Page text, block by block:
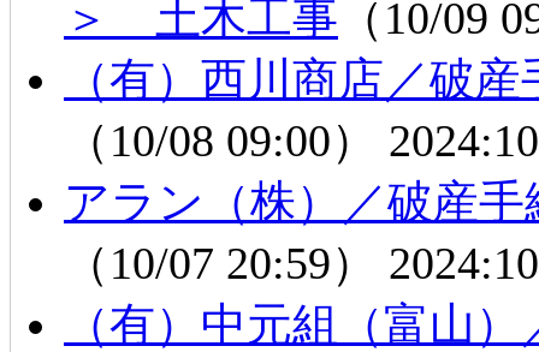
＞ 土木工事 （10/09
（有）西川商店／破
（10/08 09:00）
アラン（株）／破産
（10/07 20:59）
（有）中元組（富山